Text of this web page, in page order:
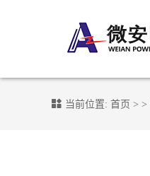
当前位置: 首页 > >